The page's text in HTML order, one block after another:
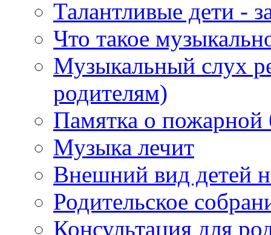
Талантливые дети -
Что такое
Музыкальный слух
родителям)
Памятка о пожарной
Музыка лечит
Внешний вид детей
Родительское
Консультация для